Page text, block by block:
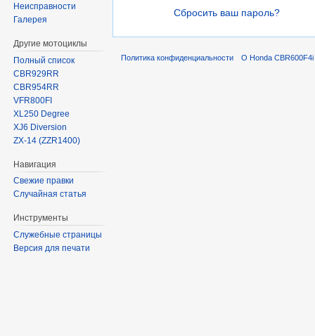
Сбросить ваш пароль?
Неисправности
Галерея
Другие мотоциклы
Полный список
CBR929RR
CBR954RR
VFR800FI
XL250 Degree
XJ6 Diversion
ZX-14 (ZZR1400)
Навигация
Свежие правки
Случайная статья
Инструменты
Служебные страницы
Версия для печати
Политика конфиденциальности О Honda CBR600F4i